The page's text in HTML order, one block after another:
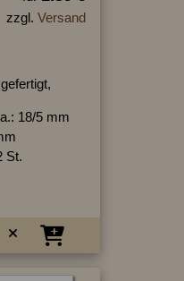
zzgl. Versand
18/5 mm
St.